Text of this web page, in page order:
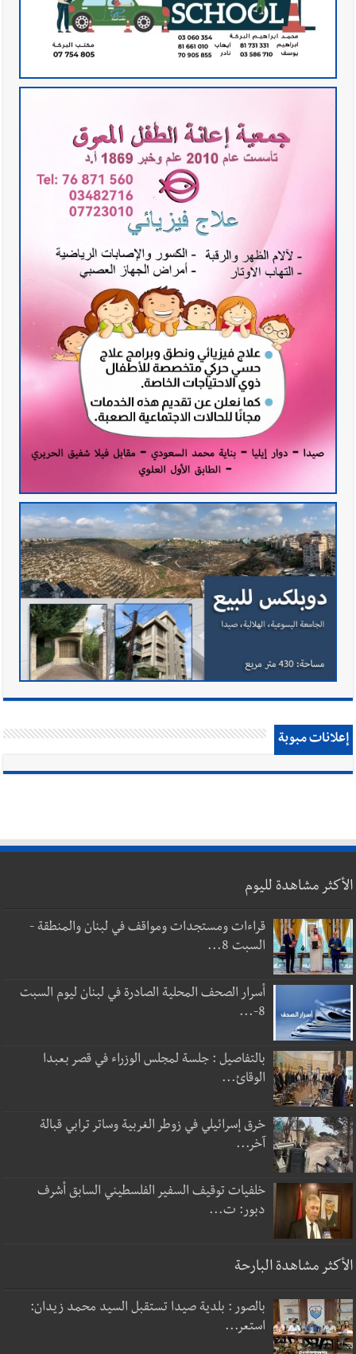
إعلانات مبوبة
الأكثر مشاهدة لليوم
قراءات ومستجدات ومواقف في لبنان والمنطقة -
السبت 8...
أسرار الصحف المحلية الصادرة في لبنان ليوم السبت
8-...
بالتفاصيل : جلسة لمجلس الوزراء في قصر بعبدا
الوقائ...
خرق إسرائيلي في زوطر الغربية وساتر ترابي قبالة
آخر...
خلفيات توقيف السفير الفلسطيني السابق أشرف
دبور: ت...
الأكثر مشاهدة البارحة
بالصور : بلدية صيدا تستقبل السيد محمد زيدان:
استعر...